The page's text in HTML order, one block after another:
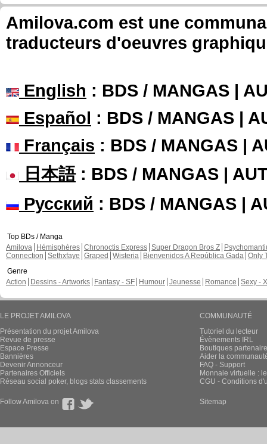
Amilova.com est une
traducteurs d'oeuvres
English : BDS / MANGAS |
Español : BDS / MANGAS |
Français : BDS / MANGAS |
日本語: BDS / MANGAS |
Русский : BDS / MANGAS |
Top BDs / Manga
Amilova
Hémisphères Chronoctis Express Super Dragon Bros Z
Connection Sethxfaye Graped Wisteria Bienvenidos A República Gada Only
Genre
Action
Dessins - Artworks Fantasy - SF Humour Jeunesse Romance Sexy -
LE PROJET AMILOVA
Présentation du projet Amilova
Revue de presse
Espace Presse
Bannières
Devenir Annonceur
Partenaires Officiels
Réseau social poker, blogs stats classements
COMMUNAUTÉ
Tutoriel du lecteur
Évènements IRL
Boutiques
Aider la
FAQ - Support
Monnaie virtuelle :
CGU - Conditions
Follow Amilova on Sitemap